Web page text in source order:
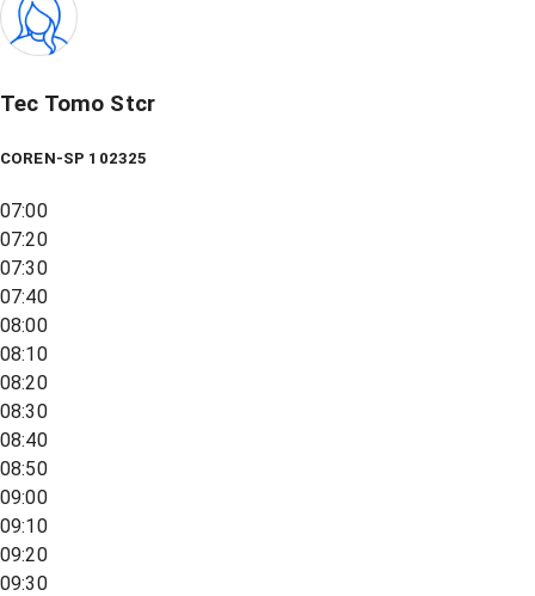
Tec Tomo Stcr
COREN-SP 102325
07:00
07:20
07:30
07:40
08:00
08:10
08:20
08:30
08:40
08:50
09:00
09:10
09:20
09:30